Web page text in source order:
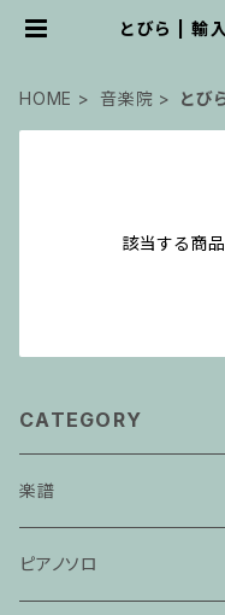
とびら | 輸
HOME 音楽院 とび
該当する商
CATEGORY
楽譜
ピアノソロ